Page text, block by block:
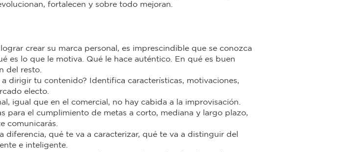
fortalecen y sobre todo mejoran.
crear su marca personal, es imprescindible que se conozca
es lo que le motiva. Qué le hace auténtico. En qué es buen
del resto.
dirigir tu contenido? Identifica características, motivaciones,
electo.
igual que en el comercial, no hay cabida a la improvisación.
para el cumplimiento de metas a corto, mediana y largo plazo,
comunicarás.
diferencia, qué te va a caracterizar, qué te va a distinguir del
e inteligente.